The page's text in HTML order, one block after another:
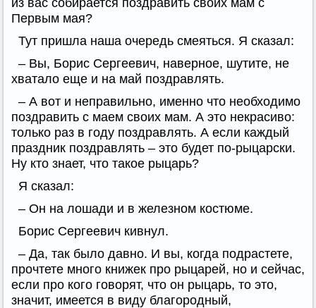
из вас собирается поздравить своих мам с
Первым мая?
Тут пришла наша очередь смеяться. Я сказал:
– Вы, Борис Сергеевич, наверное, шутите, не
хватало еще и на май поздравлять.
– А вот и неправильно, именно что необходимо
поздравить с маем своих мам. А это некрасиво:
только раз в году поздравлять. А если каждый
праздник поздравлять – это будет по-рыцарски.
Ну кто знает, что такое рыцарь?
Я сказал:
– Он на лошади и в железном костюме.
Борис Сергеевич кивнул.
– Да, так было давно. И вы, когда подрастете,
прочтете много книжек про рыцарей, но и сейчас,
если про кого говорят, что он рыцарь, то это,
значит, имеется в виду благородный,